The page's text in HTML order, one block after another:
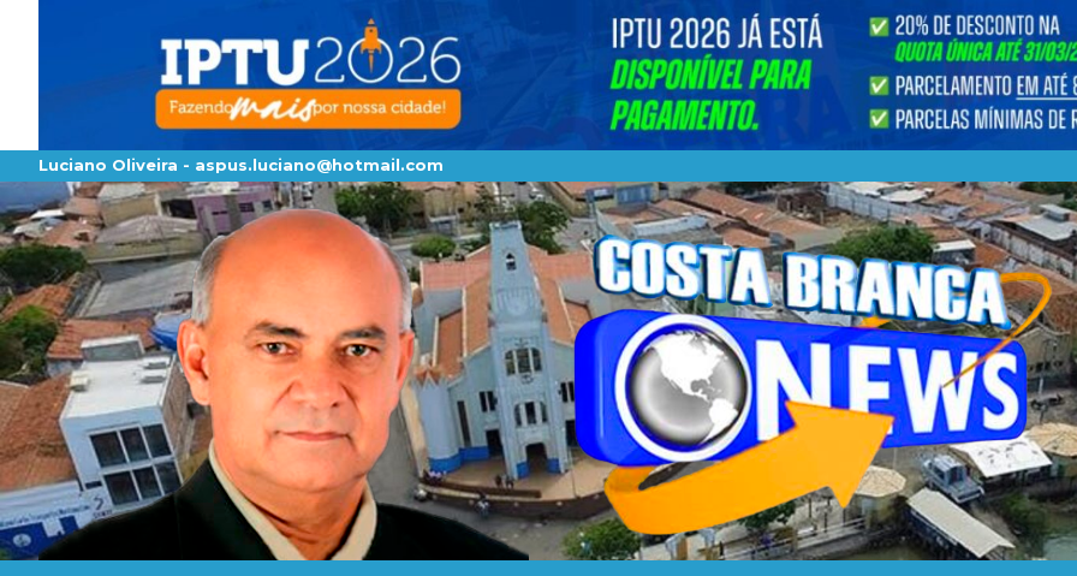
Luciano Oliveira - aspus.luciano@hotmail.com